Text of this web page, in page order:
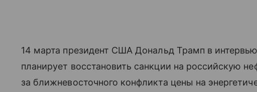
14 марта президент США Дональд Трамп в
планирует восстановить санкции на российскую
за ближневосточного конфликта цены на